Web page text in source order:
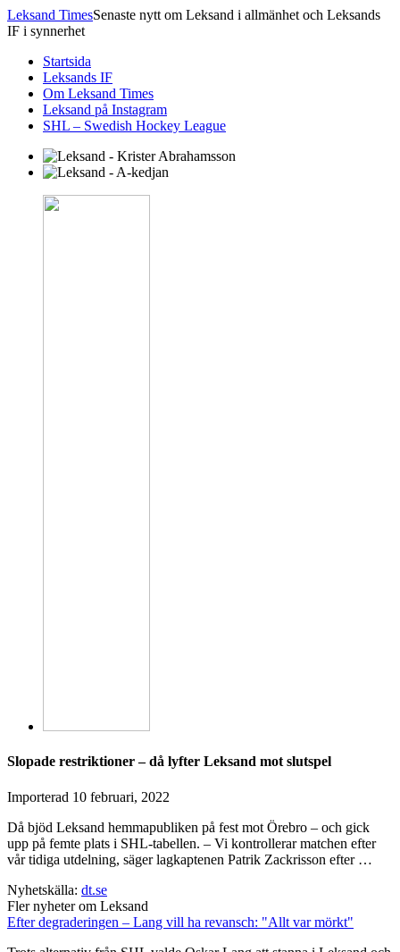
Leksand TimesSenaste nytt om Leksand i allmänhet och Leksands
IF i synnerhet
Startsida
Leksands IF
Om Leksand Times
Leksand på Instagram
SHL – Swedish Hockey League
Slopade restriktioner – då lyfter Leksand mot slutspel
Importerad 10 februari, 2022
Då bjöd Leksand hemmapubliken på fest mot Örebro – och gick
upp på femte plats i SHL-tabellen. – Vi kontrollerar matchen efter
vår tidiga utdelning, säger lagkaptenen Patrik Zackrisson efter …
Nyhetskälla: dt.se
Fler nyheter om Leksand
Efter degraderingen – Lang vill ha revansch: "Allt var mörkt"